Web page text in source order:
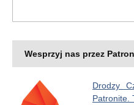
Wesprzyj nas przez
Drodzy
Patronite.